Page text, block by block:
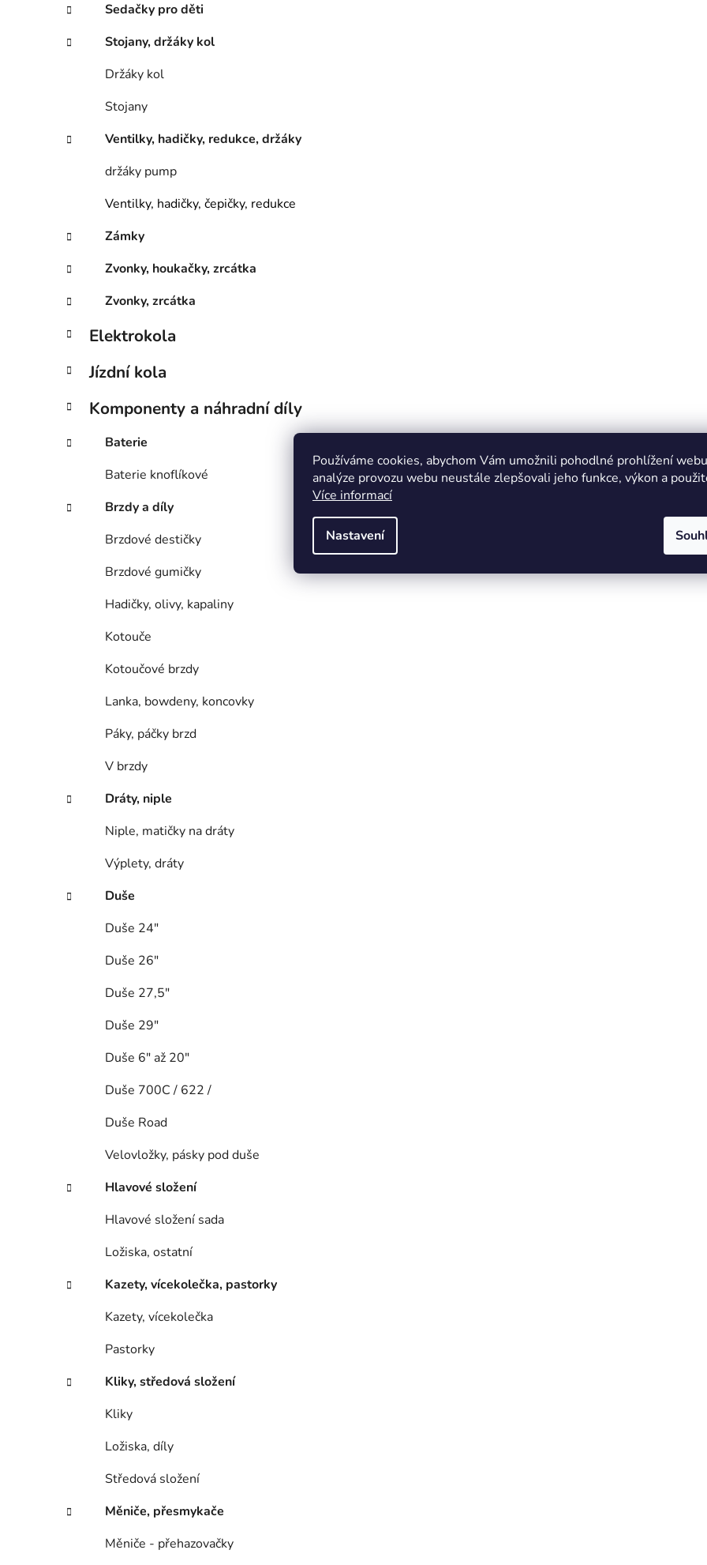
Používáme cookies, abychom Vám umožnili pohodlné prohlížení
analýze provozu webu neustále zlepšovali jeho funkce, výkon a
Více informací
Nastavení
Sedačky pro děti
Stojany, držáky kol
Držáky kol
Stojany
Ventilky, hadičky, redukce, držáky
držáky pump
Ventilky, hadičky, čepičky, redukce
Zámky
Zvonky, houkačky, zrcátka
Zvonky, zrcátka
Elektrokola
Jízdní kola
Komponenty a náhradní díly
Baterie
Baterie knoflíkové
Brzdy a díly
Brzdové destičky
Brzdové gumičky
Hadičky, olivy, kapaliny
Kotouče
Kotoučové brzdy
Lanka, bowdeny, koncovky
Páky, páčky brzd
V brzdy
Dráty, niple
Niple, matičky na dráty
Výplety, dráty
Duše
Duše 24"
Duše 26"
Duše 27,5"
Duše 29"
Duše 6" až 20"
Duše 700C / 622 /
Duše Road
Velovložky, pásky pod duše
Hlavové složení
Hlavové složení sada
Ložiska, ostatní
Kazety, vícekolečka, pastorky
Kazety, vícekolečka
Pastorky
Kliky, středová složení
Kliky
Ložiska, díly
Středová složení
Měniče, přesmykače
Měniče - přehazovačky